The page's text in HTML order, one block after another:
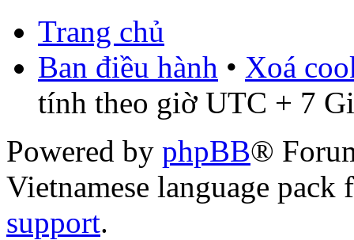
Trang chủ
Ban điều hành • Xoá
tính theo giờ UTC + 7
Powered by phpBB®
Vietnamese language
support.